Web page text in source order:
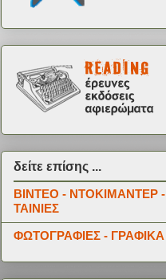
δείτε επίσης ...
ΒΙΝΤΕΟ - ΝΤΟΚΙΜΑΝΤΕΡ -
ΤΑΙΝΙΕΣ
ΦΩΤΟΓΡΑΦΙΕΣ - ΓΡΑΦΙΚΑ